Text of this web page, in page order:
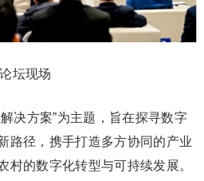
论坛现场
决方案”为主题，旨在探寻数字
路径，携手打造多方协同的产业
村的数字化转型与可持续发展。